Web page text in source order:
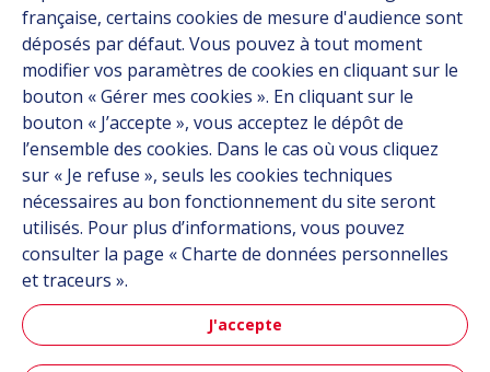
Carrière
Contact
Suivez-nous
Linkedin
Instagram
française, certains cookies de mesure d'audience sont
déposés par défaut. Vous pouvez à tout moment
modifier vos paramètres de cookies en cliquant sur le
bouton « Gérer mes cookies ». En cliquant sur le
bouton « J’accepte », vous acceptez le dépôt de
l’ensemble des cookies. Dans le cas où vous cliquez
sur « Je refuse », seuls les cookies techniques
nécessaires au bon fonctionnement du site seront
utilisés. Pour plus d’informations, vous pouvez
consulter la page « Charte de données personnelles
et traceurs ».
J'accepte